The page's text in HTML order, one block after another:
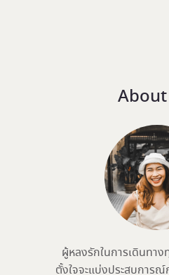
ผู้หลงรักในการเดินทา
ตั้งใจจะแบ่งประสบการณ์